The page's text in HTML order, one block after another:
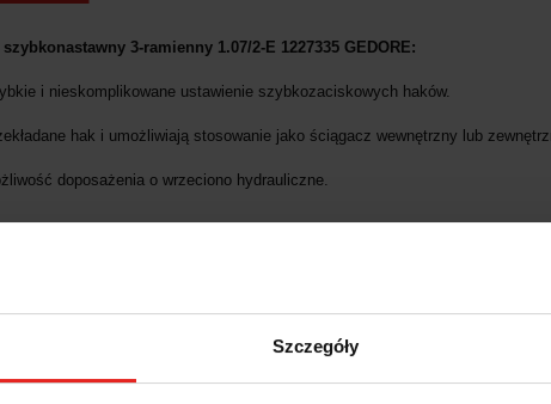
Szczegóły
3-ramienny 1.07/2-E 1227335 GEDORE:
i nieskomplikowane ustawienie szybkozaciskowych haków.
hak i umożliwiają stosowanie jako ściągacz wewnętrzny lub
doposażenia o wrzeciono hydrauliczne.